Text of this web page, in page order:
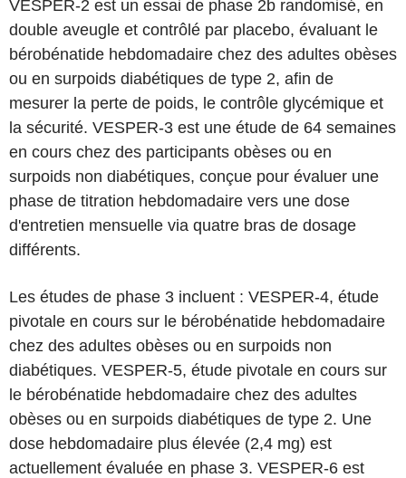
VESPER-2 est un essai de phase 2b randomisé, en
double aveugle et contrôlé par placebo, évaluant le
bérobénatide hebdomadaire chez des adultes obèses
ou en surpoids diabétiques de type 2, afin de
mesurer la perte de poids, le contrôle glycémique et
la sécurité. VESPER-3 est une étude de 64 semaines
en cours chez des participants obèses ou en
surpoids non diabétiques, conçue pour évaluer une
phase de titration hebdomadaire vers une dose
d'entretien mensuelle via quatre bras de dosage
différents.
Les études de phase 3 incluent : VESPER-4, étude
pivotale en cours sur le bérobénatide hebdomadaire
chez des adultes obèses ou en surpoids non
diabétiques. VESPER-5, étude pivotale en cours sur
le bérobénatide hebdomadaire chez des adultes
obèses ou en surpoids diabétiques de type 2. Une
dose hebdomadaire plus élevée (2,4 mg) est
actuellement évaluée en phase 3. VESPER-6 est